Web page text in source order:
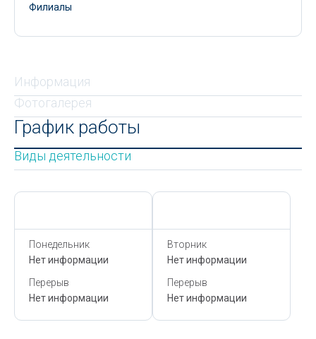
Филиалы
Информация
Фотогалерея
График работы
Виды деятельности
Понедельник
Нет информации
Перерыв
Нет информации
Вторник
Нет информации
Перерыв
Нет информации